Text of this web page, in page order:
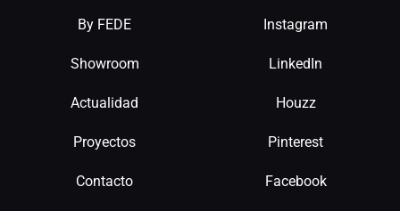
By FEDE
Showroom
Actualidad
Proyectos
Contacto
Instagram
LinkedIn
Houzz
Pinterest
Facebook